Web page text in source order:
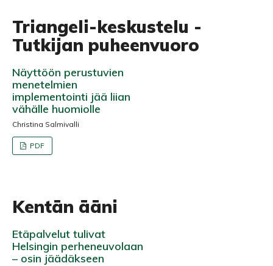
Triangeli-keskustelu -
Tutkijan puheenvuoro
Näyttöön perustuvien
menetelmien
implementointi jää liian
vähälle huomiolle
Christina Salmivalli
PDF
Kentän ääni
Etäpalvelut tulivat
Helsingin perheneuvolaan
– osin jäädäkseen